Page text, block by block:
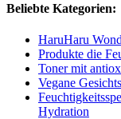
Beliebte Kategorien:
HaruHaru
Produkte die
Toner mit
Vegane
Hydration